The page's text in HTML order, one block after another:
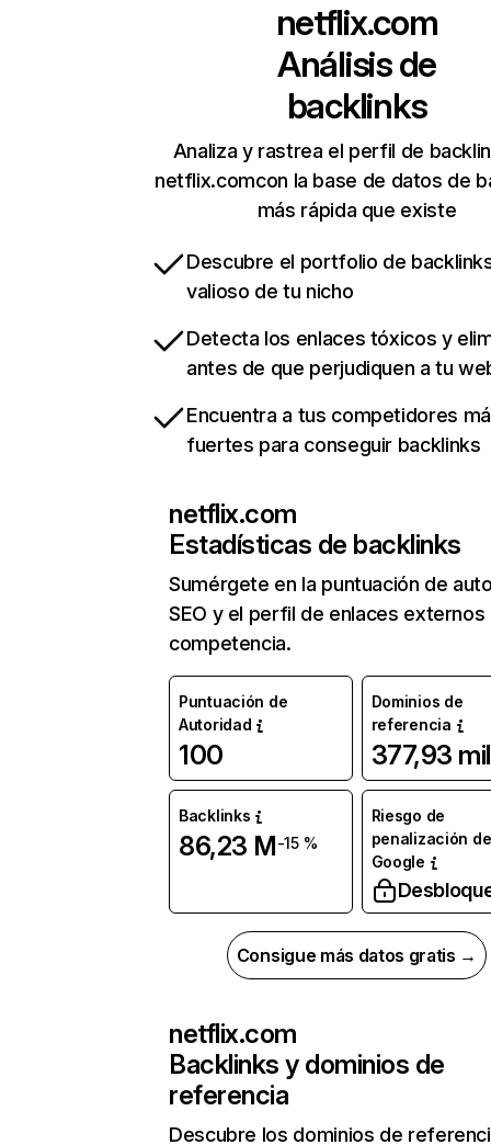
netflix.com
Análisis de
backlinks
Analiza y rastrea el perfil de
netflix.comcon la base de datos de
más rápida que existe
Descubre el portfolio de
valioso de tu nicho
Detecta los enlaces tóxicos y
antes de que perjudiquen a tu
Encuentra a tus competidores
fuertes para conseguir backlinks
netflix.com
Estadísticas de backlinks
Sumérgete en la puntuación de
SEO y el perfil de enlaces externos
competencia.
Puntuación de
Autoridad
100
Dominios de
referencia
377,93 mil
Backlinks
86,23 M-15 %
Riesgo de
penalización de
Google
Consigue más datos gratis →
netflix.com
Backlinks y dominios de
referencia
Descubre los dominios de